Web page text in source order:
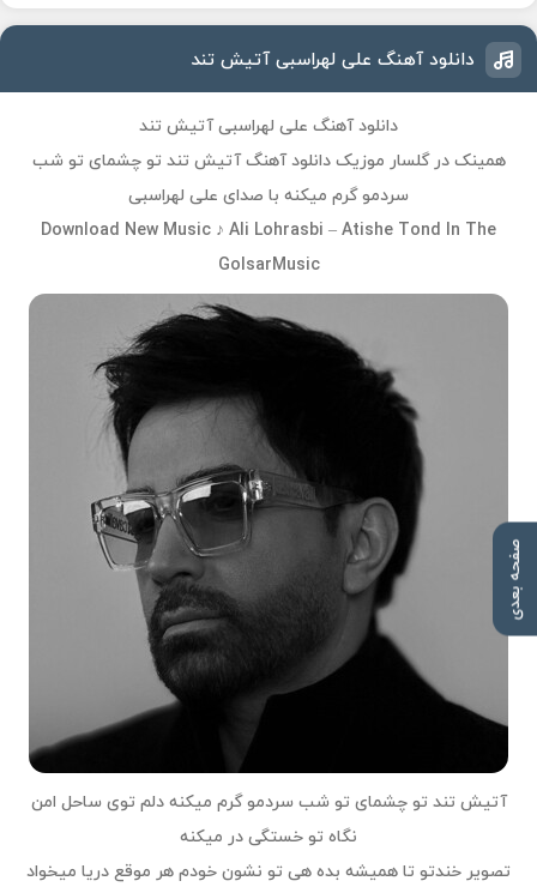
صفحه بعدی
دانلود آهنگ علی لهراسبی آتیش تند
دانلود آهنگ علی لهراسبی آتیش تند
همینک در گلسار موزیک دانلودآهنگ آتیش تند تو چشمای تو شب
سردمو گرم میکنه با صدای علی لهراسبی
Download New Music ♪ Ali Lohrasbi – Atishe Tond In The
GolsarMusic
آتیش تند تو چشمای تو شب سردمو گرم میکنه دلم توی ساحل امن
نگاه تو خستگی در میکنه
تصویر خندتو تا همیشه بده هی تو نشون خودم هر موقع دریا میخواد